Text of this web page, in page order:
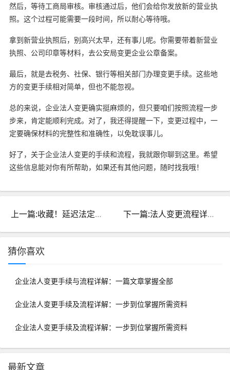
然后，等待工商局审核。审核通过后，他们会给你发放新的营业执
照。这个过程可能需要一段时间，所以耐心等待哦。
拿到新营业执照后，别高兴太早，还有事儿呢。你需要带着新营业
执照、公司印章等材料，去公安局变更企业公章备案。
最后，就是去税务、社保、银行等相关部门办理变更手续。这些地
方的变更手续相对简单，但也不能忽视。
总的来说，企业法人变更确实挺麻烦的，但只要咱们按照流程一步
步来，肯定能顺利完成。对了，我还得提醒一下，变更过程中，一
定要确保材料的完整性和准确性，以免耽误事儿。
好了，关于企业法人变更的手续和流程，我就跟你聊到这里。希望
这些信息能对你有所帮助，如果还有其他问题，随时找我哦！
上一篇:收藏！延迟法定退休年龄对照表及养老保险缴费年限公布攻略 下一篇:法人变更流程详解：一步到位掌握全部步骤
猜你喜欢
企业法人变更手续与流程详解：一篇文章掌握全部
企业法人变更手续及流程详解：一步到位掌握所需资料
企业法人变更手续及流程详解：一步到位掌握所需资料
最新文章